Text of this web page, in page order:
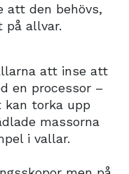
att den behövs,
på allvar.
att inse att
en processor –
kan torka upp
massorna
i vallar.